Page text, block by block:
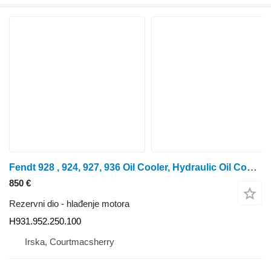
Fendt 928 , 924, 927, 936 Oil Cooler, Hydraulic Oil Cooler H9319522501 H931.952.250.100 hlađenje motora za Fendt 928 , 924, 927, 936 traktora na kotačima
850 €
Rezervni dio - hlađenje motora
H931.952.250.100
Irska, Courtmacsherry